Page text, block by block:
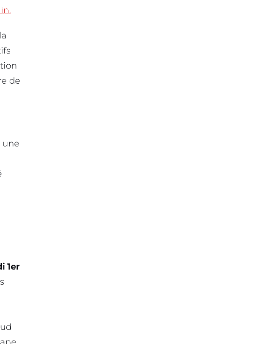
de
une
1er